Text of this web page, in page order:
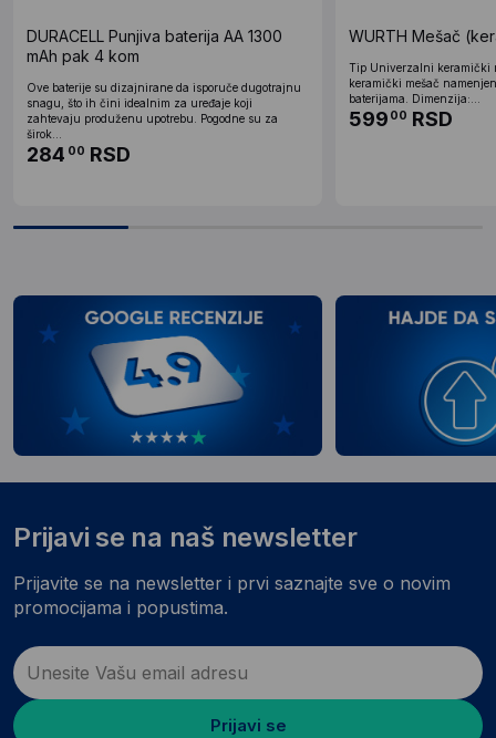
DURACELL Punjiva baterija AA 1300
mAh pak 4 kom
Ove baterije su dizajnirane da isporuče dugotrajnu
snagu, što ih čini idealnim za uređaje koji
zahtevaju produženu upotrebu. Pogodne su za
širok...
284 00 RSD
WURTH Mešač
Tip Univerzalni keramički
keramički mešač
baterijama. Dimenzija:...
599 00 RSD
Prijavi se na naš newsletter
Prijavite se na newsletter i prvi saznajte sve o novim
promocijama i popustima.
Prijavi se